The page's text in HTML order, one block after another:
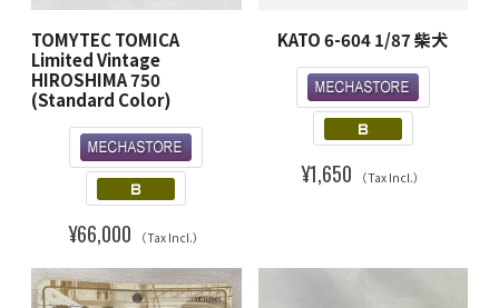
TOMYTEC TOMICA
Limited Vintage
HIROSHIMA 750
(Standard Color)
¥66,000 （Tax Incl.）
KATO 6-604 1/87 柴犬
¥1,650 （Tax Incl.）